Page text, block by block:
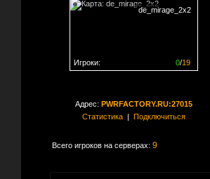
de_mirage_2x2
0/19
Игроки:
Адрес: PWRFACTORY.RU:27015
Статистика| Подключиться
Всего игроков на серверах: 9